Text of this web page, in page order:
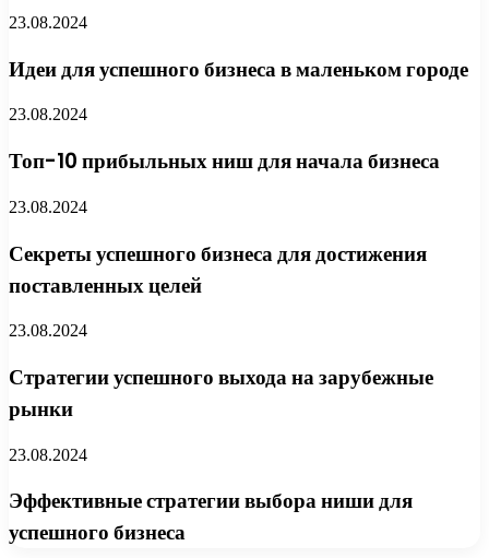
23.08.2024
Идеи для успешного бизнеса в маленьком городе
23.08.2024
Топ-10 прибыльных ниш для начала бизнеса
23.08.2024
Секреты успешного бизнеса для достижения
поставленных целей
23.08.2024
Стратегии успешного выхода на зарубежные
рынки
23.08.2024
Эффективные стратегии выбора ниши для
успешного бизнеса